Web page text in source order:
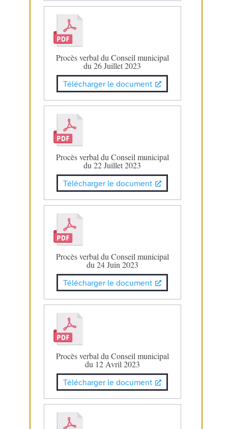
Procès verbal du Conseil municipal
du 26 Juillet 2023
Télécharger le document
Procès verbal du Conseil municipal
du 22 Juillet 2023
Télécharger le document
Procès verbal du Conseil municipal
du 24 Juin 2023
Télécharger le document
Procès verbal du Conseil municipal
du 12 Avril 2023
Télécharger le document